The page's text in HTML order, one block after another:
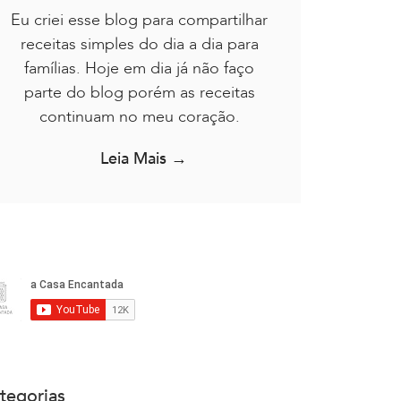
Eu criei esse blog para compartilhar
receitas simples do dia a dia para
famílias. Hoje em dia já não faço
parte do blog porém as receitas
continuam no meu coração.
Leia Mais →